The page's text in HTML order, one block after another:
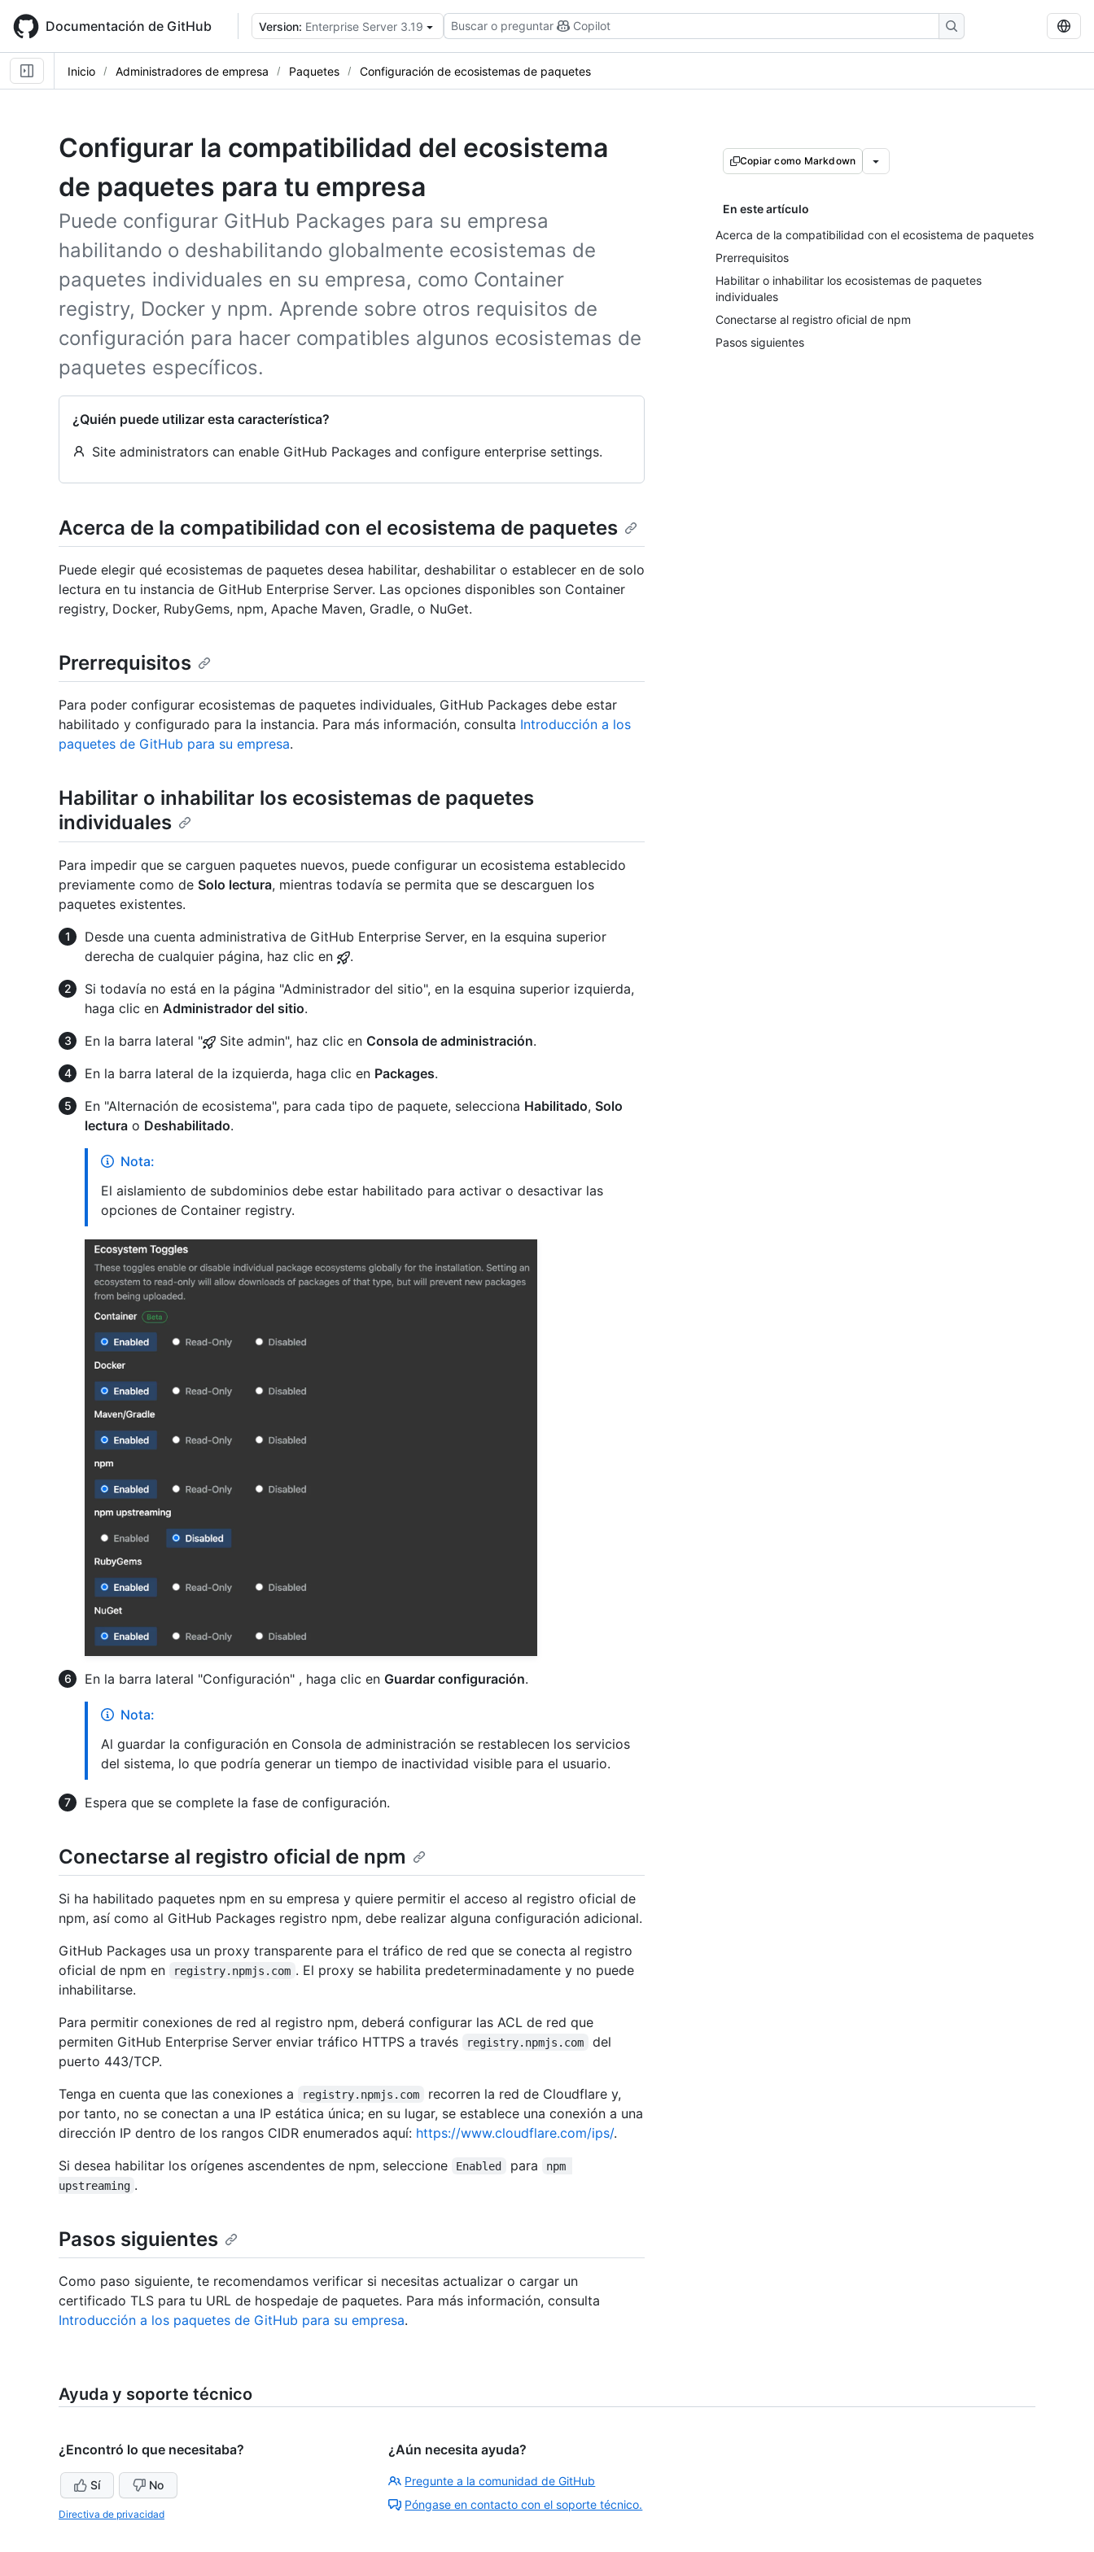
main
content
Documentación de GitHub Version: Enterprise Server 3.19 Buscar o preguntar Copilot
Inicio Administradores de empresa Paquetes Configuración de ecosistemas de paquetes
Configurar la compatibilidad del ecosistema
de paquetes para tu empresa
Puede configurar GitHub Packages para su empresa
habilitando o deshabilitando globalmente ecosistemas de
paquetes individuales en su empresa, como Container
registry, Docker y npm. Aprende sobre otros requisitos de
configuración para hacer compatibles algunos ecosistemas de
paquetes específicos.
¿Quién puede utilizar esta característica?
Site administrators can enable GitHub Packages and configure enterprise settings.
Copiar como Markdown
En este artículo
Acerca de la compatibilidad con el ecosistema de paquetes
Prerrequisitos
Habilitar o inhabilitar los ecosistemas de paquetes
individuales
Conectarse al registro oficial de npm
Pasos siguientes
Acerca de la compatibilidad con el ecosistema de paquetes
Puede elegir qué ecosistemas de paquetes desea habilitar, deshabilitar o establecer en de solo
lectura en tu instancia de GitHub Enterprise Server. Las opciones disponibles son Container
registry, Docker, RubyGems, npm, Apache Maven, Gradle, o NuGet.
Prerrequisitos
Para poder configurar ecosistemas de paquetes individuales, GitHub Packages debe estar
habilitado y configurado para la instancia. Para más información, consulta Introducción a los
paquetes de GitHub para su empresa.
Habilitar o inhabilitar los ecosistemas de paquetes
individuales
Para impedir que se carguen paquetes nuevos, puede configurar un ecosistema establecido
previamente como de Solo lectura, mientras todavía se permita que se descarguen los
paquetes existentes.
Desde una cuenta administrativa de GitHub Enterprise Server, en la esquina superior
derecha de cualquier página, haz clic en
.
Si todavía no está en la página "Administrador del sitio", en la esquina superior izquierda,
haga clic en Administrador del sitio.
En la barra lateral "
Site admin", haz clic en Consola de administración.
En la barra lateral de la izquierda, haga clic en Packages.
En "Alternación de ecosistema", para cada tipo de paquete, selecciona Habilitado, Solo
lectura o Deshabilitado.
Nota:
El aislamiento de subdominios debe estar habilitado para activar o desactivar las
opciones de Container registry.
En la barra lateral "Configuración" , haga clic en Guardar configuración.
Nota:
Al guardar la configuración en Consola de administración se restablecen los servicios
del sistema, lo que podría generar un tiempo de inactividad visible para el usuario.
Espera que se complete la fase de configuración.
Conectarse al registro oficial de npm
Si ha habilitado paquetes npm en su empresa y quiere permitir el acceso al registro oficial de
npm, así como al GitHub Packages registro npm, debe realizar alguna configuración adicional.
GitHub Packages usa un proxy transparente para el tráfico de red que se conecta al registro
oficial de npm en
registry.npmjs.com . El proxy se habilita predeterminadamente y no puede
inhabilitarse.
Para permitir conexiones de red al registro npm, deberá configurar las ACL de red que
permiten GitHub Enterprise Server enviar tráfico HTTPS a través
registry.npmjs.com
del
puerto 443/TCP.
Tenga en cuenta que las conexiones a
registry.npmjs.com
recorren la red de Cloudflare y,
por tanto, no se conectan a una IP estática única; en su lugar, se establece una conexión a una
dirección IP dentro de los rangos CIDR enumerados aquí: https://www.cloudflare.com/ips/.
Si desea habilitar los orígenes ascendentes de npm, seleccione
Enabled para
npm
upstreaming .
Pasos siguientes
Como paso siguiente, te recomendamos verificar si necesitas actualizar o cargar un
certificado TLS para tu URL de hospedaje de paquetes. Para más información, consulta
Introducción a los paquetes de GitHub para su empresa.
Ayuda y soporte técnico
¿Encontró lo que necesitaba?
Sí No
Directiva de privacidad
¿Aún necesita ayuda?
Pregunte a la comunidad de GitHub
Póngase en contacto con el soporte técnico.